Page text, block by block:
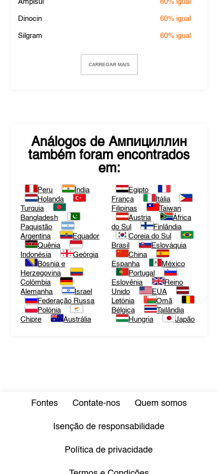
Ampisul 60% igual
Dinocin 60% igual
Silgram 60% igual
CARREGAR MAIS
Análogos de Ампициллин
também foram encontrados
em:
Peru
Índia
Holanda
Turquia
Bangladesh
Paquistão
Argentina
Equador
Quênia
Indonésia
Geórgia
Bósnia e
Herzegovina
Colômbia
Alemanha
Israel
Federação Russa
Polónia
Chipre
Austrália
Egipto
França
Itália
Filipinas
Taiwan
Austria
África
do Sul
Finlândia
Coreia do Sul
Brasil
Eslováquia
China
Espanha
México
Portugal
Eslovênia
Reino
Unido
EUA
Letónia
Omã
Bélgica
Tailândia
Hungria
Japão
Fontes Contate-nos Quem somos
Isenção de responsabilidade
Política de privacidade